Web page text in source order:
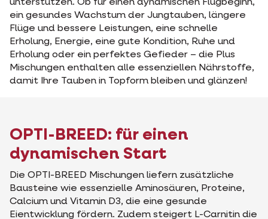
unterstützen. Ob für einen dynamischen Flugbeginn,
ein gesundes Wachstum der Jungtauben, längere
Flüge und bessere Leistungen, eine schnelle
Erholung, Energie, eine gute Kondition, Ruhe und
Erholung oder ein perfektes Gefieder – die Plus
Mischungen enthalten alle essenziellen Nährstoffe,
damit Ihre Tauben in Topform bleiben und glänzen!
OPTI-BREED: für einen
dynamischen Start
Die OPTI-BREED Mischungen liefern zusätzliche
Bausteine wie essenzielle Aminosäuren, Proteine,
Calcium und Vitamin D3, die eine gesunde
Eientwicklung fördern. Zudem steigert L-Carnitin die